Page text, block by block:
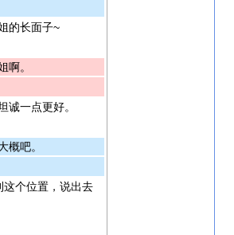
的长面子~
啊。
一点更好。
概吧。
这个位置，说出去